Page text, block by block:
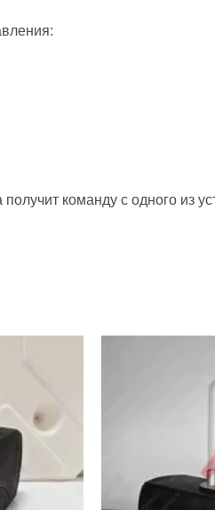
команду с одного из